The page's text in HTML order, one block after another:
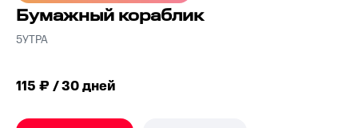
Бумажный кораблик
5УТРА
115 ₽ / 30 дней